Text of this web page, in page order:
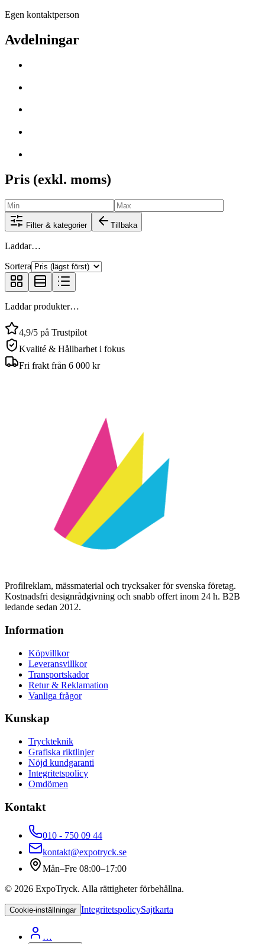
Egen kontaktperson
Avdelningar
Pris (exkl. moms)
Filter & kategorier Tillbaka
Laddar…
Sortera
Laddar produkter…
4,9/5 på Trustpilot
Kvalité & Hållbarhet i fokus
Fri frakt från 6 000 kr
Profilreklam, mässmaterial och trycksaker för svenska företag.
Kostnadsfri designrådgivning och snabb offert inom 24 h. B2B
ledande sedan 2012.
Information
Köpvillkor
Leveransvillkor
Transportskador
Retur & Reklamation
Vanliga frågor
Kunskap
Tryckteknik
Grafiska riktlinjer
Nöjd kundgaranti
Integritetspolicy
Omdömen
Kontakt
010 - 750 09 44
kontakt@expotryck.se
Mån–Fre 08:00–17:00
© 2026 ExpoTryck. Alla rättigheter förbehållna.
Cookie-inställningar IntegritetspolicySajtkarta
…